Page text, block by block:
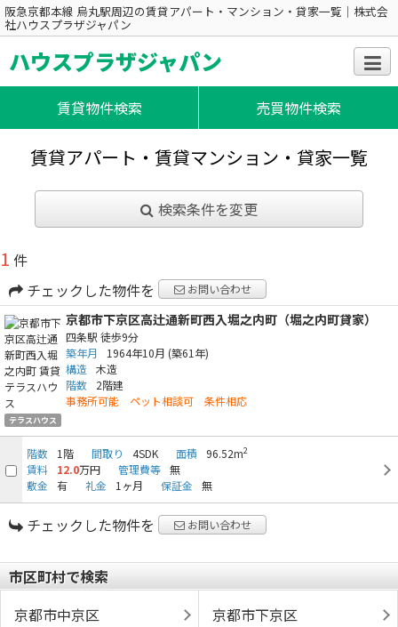
阪急京都本線 烏丸駅周辺の賃貸アパート・マンション・貸家一覧｜株式会
社ハウスプラザジャパン
ハウスプラザジャパン
賃貸物件検索 売買物件検索
賃貸アパート・賃貸マンション・貸家一覧
検索条件を変更
1 件
チェックした物件を
お問い合わせ
テラスハウス
京都市下京区高辻通新町西入堀之内町（堀之内町貸家）
四条駅 徒歩9分
築年月
1964年10月 (築61年)
構造 木造
階数
2階建
事務所可能 ペット相談可 条件相応
階数 1階 間取り 4SDK 面積 96.52m2
賃料 12.0万円 管理費等 無
敷金
有 礼金 1ヶ月 保証金 無
チェックした物件を お問い合わせ
市区町村で検索
京都市中京区
京都市下京区